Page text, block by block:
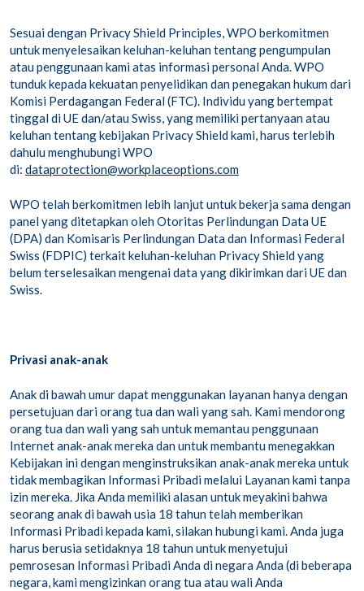
Sesuai dengan Privacy Shield Principles, WPO berkomitmen
untuk menyelesaikan keluhan-keluhan tentang pengumpulan
atau penggunaan kami atas informasi personal Anda. WPO
tunduk kepada kekuatan penyelidikan dan penegakan hukum dari
Komisi Perdagangan Federal (FTC). Individu yang bertempat
tinggal di UE dan/atau Swiss, yang memiliki pertanyaan atau
keluhan tentang kebijakan Privacy Shield kami, harus terlebih
dahulu menghubungi WPO
di: dataprotection@workplaceoptions.com
WPO telah berkomitmen lebih lanjut untuk bekerja sama dengan
panel yang ditetapkan oleh Otoritas Perlindungan Data UE
(DPA) dan Komisaris Perlindungan Data dan Informasi Federal
Swiss (FDPIC) terkait keluhan-keluhan Privacy Shield yang
belum terselesaikan mengenai data yang dikirimkan dari UE dan
Swiss.
Privasi anak-anak
Anak di bawah umur dapat menggunakan layanan hanya dengan
persetujuan dari orang tua dan wali yang sah. Kami mendorong
orang tua dan wali yang sah untuk memantau penggunaan
Internet anak-anak mereka dan untuk membantu menegakkan
Kebijakan ini dengan menginstruksikan anak-anak mereka untuk
tidak membagikan Informasi Pribadi melalui Layanan kami tanpa
izin mereka. Jika Anda memiliki alasan untuk meyakini bahwa
seorang anak di bawah usia 18 tahun telah memberikan
Informasi Pribadi kepada kami, silakan hubungi kami. Anda juga
harus berusia setidaknya 18 tahun untuk menyetujui
pemrosesan Informasi Pribadi Anda di negara Anda (di beberapa
negara, kami mengizinkan orang tua atau wali Anda